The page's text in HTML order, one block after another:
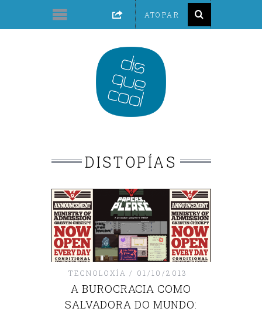
DISTOPÍAS
TECNOLOXÍA 01/10/2013
A BUROCRACIA COMO
SALVADORA DO MUNDO: